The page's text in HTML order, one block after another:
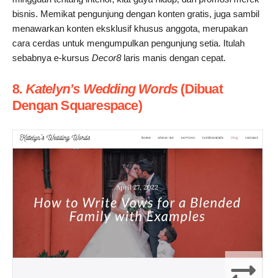
bisnis. Memikat pengunjung dengan konten gratis, juga sambil
menawarkan konten eksklusif khusus anggota, merupakan
cara cerdas untuk mengumpulkan pengunjung setia. Itulah
sebabnya e-kursus Decor8laris manis dengan cepat.
8. Katelyn’s Wedding Words(Dibuat
Dengan Squarespace)